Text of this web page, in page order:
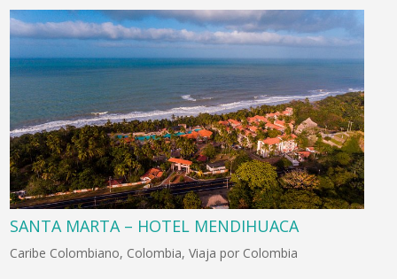
SANTA MARTA – HOTEL MENDIHUACA
Caribe Colombiano, Colombia,Viaja por Colombia